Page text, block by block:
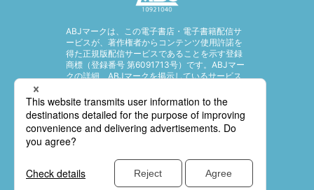
ABJマークは、この電子書店・電子書籍配信サ
ービスが、著作権者からコンテンツ使用許諾を
得た正規版配信サービスであることを示す登録
商標（登録番号 第6091713号）です。ABJマー
クの詳細、ABJマークを掲示しているサービス
© SHUEISHA Inc. All rights reserved.